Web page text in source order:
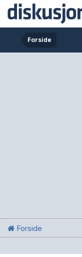
Forside
Forside